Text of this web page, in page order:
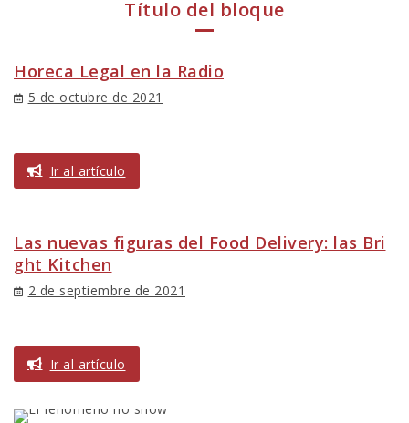
Título del bloque
Horeca Legal en la Radio
5 de octubre de 2021
Ir al artículo
Las nuevas figuras del Food Delivery: las Bri
ght Kitchen
2 de septiembre de 2021
Ir al artículo